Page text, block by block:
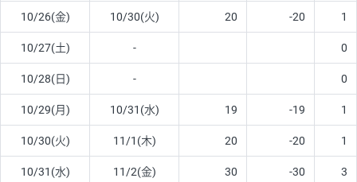
10/26(金) 10/30(火) 20 -20 1
10/27(土) - 0
10/28(日) - 0
10/29(月) 10/31(水) 19 -19 1
10/30(火) 11/1(木) 20 -20 1
10/31(水) 11/2(金) 30 -30 3